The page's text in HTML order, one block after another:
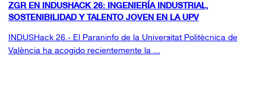
ZGR EN INDUSHACK 26: INGENIERÍA INDUSTRIAL,
SOSTENIBILIDAD Y TALENTO JOVEN EN LA UPV
INDUSHack 26.- El Paraninfo de la Universitat Politècnica de
València ha acogido recientemente la ...